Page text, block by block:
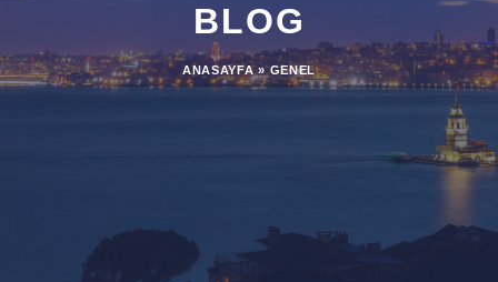
BLOG
ANASAYFA »GENEL